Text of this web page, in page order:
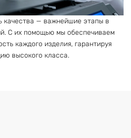
качества — важнейшие этапы в
С их помощью мы обеспечиваем
каждого изделия, гарантируя
высокого класса.